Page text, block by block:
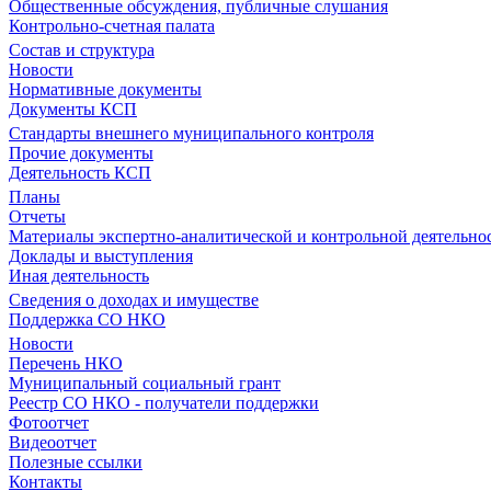
Общественные обсуждения, публичные слушания
Контрольно-счетная палата
Состав и структура
Новости
Нормативные документы
Документы КСП
Стандарты внешнего муниципального контроля
Прочие документы
Деятельность КСП
Планы
Отчеты
Материалы экспертно-аналитической и контрольной
Доклады и выступления
Иная деятельность
Сведения о доходах и имуществе
Поддержка СО НКО
Новости
Перечень НКО
Муниципальный социальный грант
Реестр СО НКО - получатели поддержки
Фотоотчет
Видеоотчет
Полезные ссылки
Контакты